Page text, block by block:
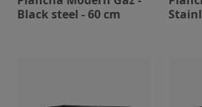
Black steel - 60 cm